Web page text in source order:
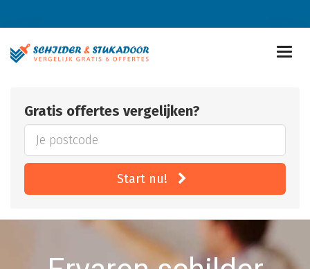
Gratis offertes vergelijken?
Start nu!